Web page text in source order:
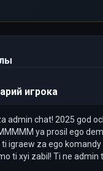
игрока
admin chat! 2025 god
ya prosil ego
igraew za ego
ti xyi zabil! Ti ne admin